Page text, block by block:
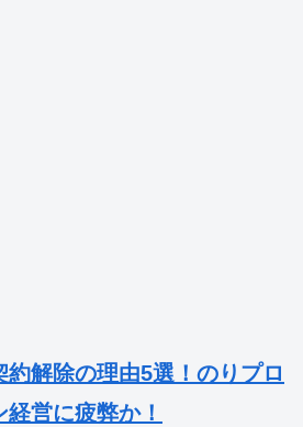
約解除の理由5選！のりプロ
営に疲弊か！